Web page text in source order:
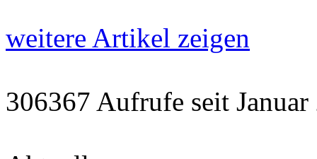
weitere Artikel zeigen
306367 Aufrufe seit